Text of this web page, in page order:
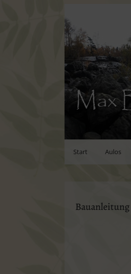
Max
Start Aulos
Bauanleitung